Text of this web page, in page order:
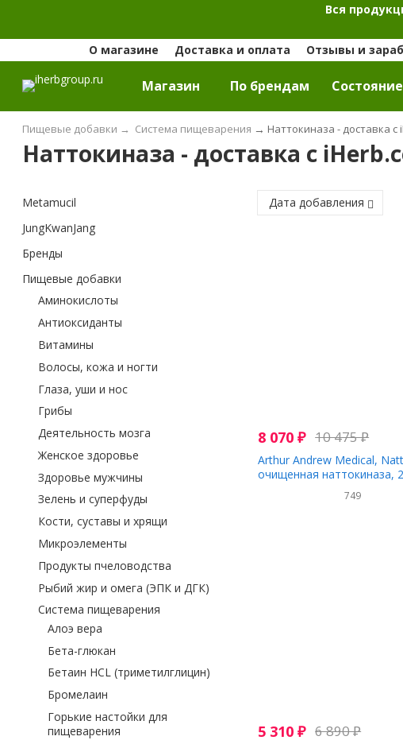
Вся
О магазине
Доставка и оплата Отзывы и
Магазин По брендам
Пищевые добавки → Система пищеварения → Наттокиназа - доставка с
Наттокиназа - доставка с
Metamucil
JungKwanJang
Бренды
Пищевые добавки
Аминокислоты
Антиоксиданты
Витамины
Волосы, кожа и ногти
Глаза, уши и нос
Грибы
Деятельность мозга
Женское здоровье
Здоровье мужчины
Зелень и суперфуды
Кости, суставы и хрящи
Микроэлементы
Продукты пчеловодства
Рыбий жир и омега (ЭПК и ДГК)
Система пищеварения
Алоэ вера
Бета-глюкан
Бетаин HCL (триметилглицин)
Бромелаин
Горькие настойки для
пищеварения
Дата добавления
8 070 ₽ 10 475₽
Arthur Andrew Medical,
очищенная наттокиназа,
749
5 310 ₽ 6 890₽